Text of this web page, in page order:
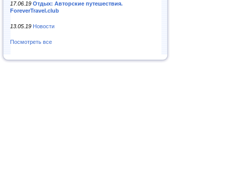
17.06.19 Отдых: Авторские путешествия.
ForeverTravel.club
13.05.19 Новости
Посмотреть все